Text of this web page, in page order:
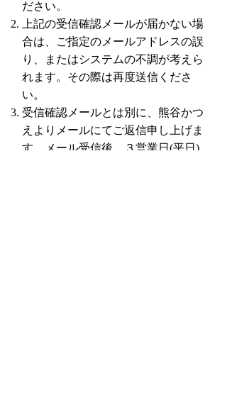
ださい。​
上記の受信確認メールが届かない場
合は、ご指定のメールアドレスの誤
り、またはシステムの不調が考えら
れます。その際は再度送信くださ
い。
受信確認メールとは別に、熊谷かつ
えよりメールにてご返信申し上げま
す。メール受信後、３営業日(平日)